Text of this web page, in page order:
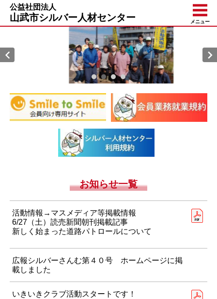
公益社団法人
山武市シルバー人材センター メニュー
お知らせ一覧
活動情報→マスメディア等掲載情報
6/27（土）読売新聞朝刊掲載記事
新しく始まった道路パトロールについて
広報シルバーさんむ第４０号 ホームページに掲
載しました
いきいきクラブ活動スタートです！